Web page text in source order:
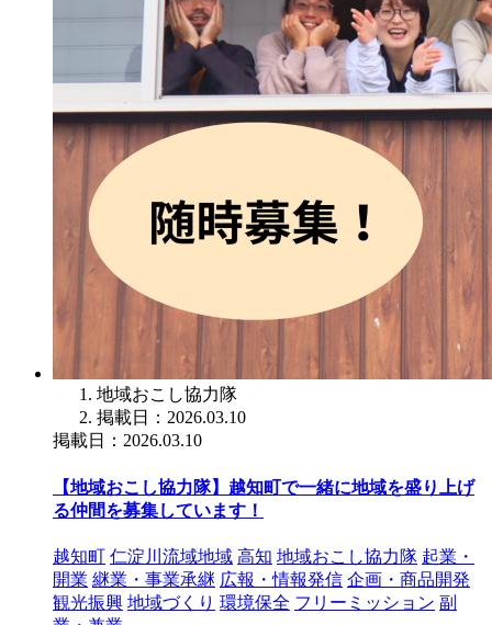
地域おこし協力隊
掲載日：2026.03.10
掲載日：2026.03.10
【地域おこし協力隊】越知町で一緒に地域を盛り上げ
る仲間を募集しています！
越知町 仁淀川流域地域 高知 地域おこし協力隊 起業・
開業 継業・事業承継 広報・情報発信 企画・商品開発
観光振興 地域づくり 環境保全 フリーミッション 副